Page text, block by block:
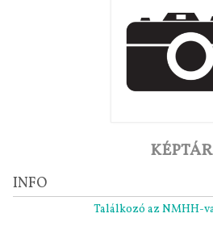
KÉPTÁR
INFO
Találkozó az NMHH-val